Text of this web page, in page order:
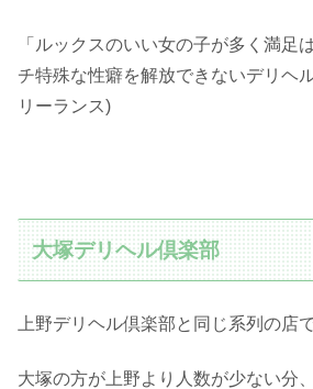
「ルックスのいい女の子が多く満足
チ特殊な性癖を解放できないデリヘ
リーランス)
大塚デリヘル倶楽部
上野デリヘル倶楽部と同じ系列の店
大塚の方が上野より人数が少ない分